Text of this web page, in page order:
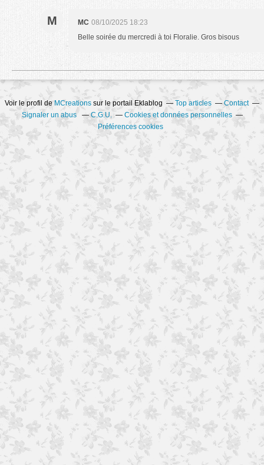
M MC 08/10/2025 18:23
Belle soirée du mercredi à toi Floralie. Gros bisous
Voir le profil de MCreations sur le portail Eklablog Top articles
Contact
Signaler un abus
C.G.U.
Cookies et données personnelles
Préférences cookies